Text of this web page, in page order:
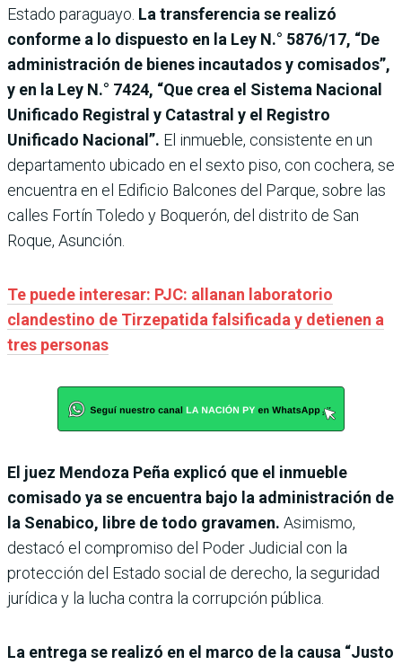
Estado paraguayo. La transferencia se realizó
conforme a lo dispuesto en la Ley N.° 5876/17, “De
administración de bienes incautados y comisados”,
y en la Ley N.° 7424, “Que crea el Sistema Nacional
Unificado Registral y Catastral y el Registro
Unificado Nacional”. El inmueble, consistente en un
departamento ubicado en el sexto piso, con cochera, se
encuentra en el Edificio Balcones del Parque, sobre las
calles Fortín Toledo y Boquerón, del distrito de San
Roque, Asunción.
Te puede interesar: PJC: allanan laboratorio
clandestino de Tirzepatida falsificada y detienen a
tres personas
El juez Mendoza Peña explicó que el inmueble
comisado ya se encuentra bajo la administración de
la Senabico, libre de todo gravamen. Asimismo,
destacó el compromiso del Poder Judicial con la
protección del Estado social de derecho, la seguridad
jurídica y la lucha contra la corrupción pública.
La entrega se realizó en el marco de la causa “Justo